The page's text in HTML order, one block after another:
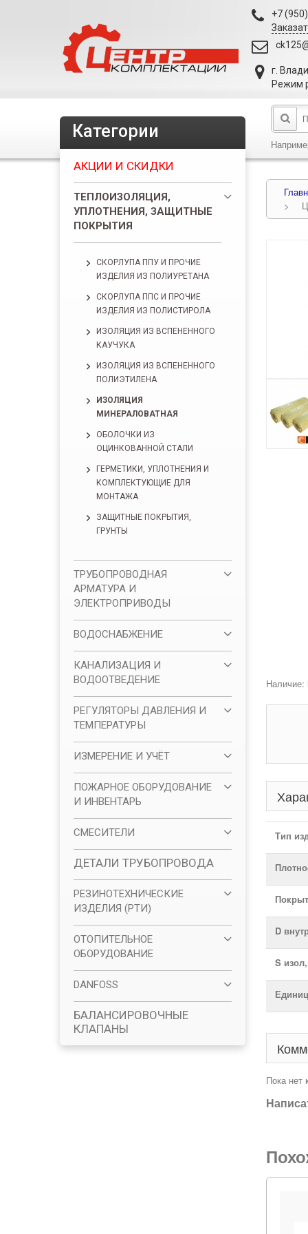
+7
г.
Режим
>
Наличие:
Тип
D
S
Пока нет
Категории
АКЦИИ И СКИДКИ
ТЕПЛОИЗОЛЯЦИЯ,
УПЛОТНЕНИЯ, ЗАЩИТНЫЕ
ПОКРЫТИЯ
СКОРЛУПА ППУ И ПРОЧИЕ
ИЗДЕЛИЯ ИЗ ПОЛИУРЕТАНА
СКОРЛУПА ППС И ПРОЧИЕ
ИЗДЕЛИЯ ИЗ ПОЛИСТИРОЛА
ИЗОЛЯЦИЯ ИЗ ВСПЕНЕННОГО
КАУЧУКА
ИЗОЛЯЦИЯ ИЗ ВСПЕНЕННОГО
ПОЛИЭТИЛЕНА
ИЗОЛЯЦИЯ
МИНЕРАЛОВАТНАЯ
ОБОЛОЧКИ ИЗ
ОЦИНКОВАННОЙ СТАЛИ
ГЕРМЕТИКИ, УПЛОТНЕНИЯ И
КОМПЛЕКТУЮЩИЕ ДЛЯ
МОНТАЖА
ЗАЩИТНЫЕ ПОКРЫТИЯ,
ГРУНТЫ
ТРУБОПРОВОДНАЯ
АРМАТУРА И
ЭЛЕКТРОПРИВОДЫ
ВОДОСНАБЖЕНИЕ
КАНАЛИЗАЦИЯ И
ВОДООТВЕДЕНИЕ
РЕГУЛЯТОРЫ ДАВЛЕНИЯ И
ТЕМПЕРАТУРЫ
ИЗМЕРЕНИЕ И УЧЁТ
ПОЖАРНОЕ ОБОРУДОВАНИЕ
И ИНВЕНТАРЬ
СМЕСИТЕЛИ
ДЕТАЛИ ТРУБОПРОВОДА
РЕЗИНОТЕХНИЧЕСКИЕ
ИЗДЕЛИЯ (РТИ)
ОТОПИТЕЛЬНОЕ
ОБОРУДОВАНИЕ
DANFOSS
БАЛАНСИРОВОЧНЫЕ
КЛАПАНЫ